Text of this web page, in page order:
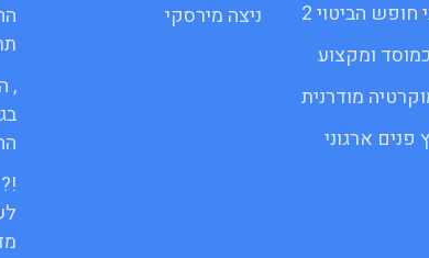
חופש הביטוי 2
ומקצוע
מודרנית
פנים ארגוני
ניצה מירסקי
,